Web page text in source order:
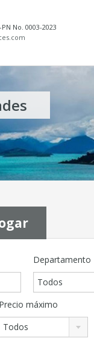
No. 0003-2023
Departamento
Todos
Precio máximo
Todos